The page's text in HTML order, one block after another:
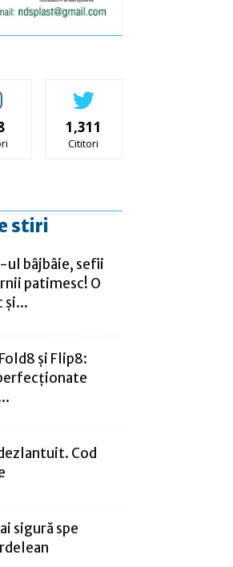
1,311
Cititori
stiri
ul bâjbâie, sefii
patimesc! O
și...
și Flip8:
Cod
sigură spe